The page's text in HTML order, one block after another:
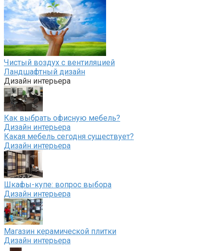
Чистый воздух с вентиляцией
Ландшафтный дизайн
Дизайн интерьера
Как выбрать офисную мебель?
Дизайн интерьера
Какая мебель сегодня существует?
Дизайн интерьера
Шкафы-купе: вопрос выбора
Дизайн интерьера
Магазин керамической плитки
Дизайн интерьера